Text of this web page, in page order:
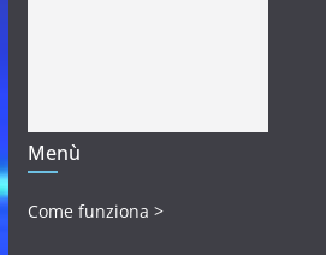
Menù
Come funziona >